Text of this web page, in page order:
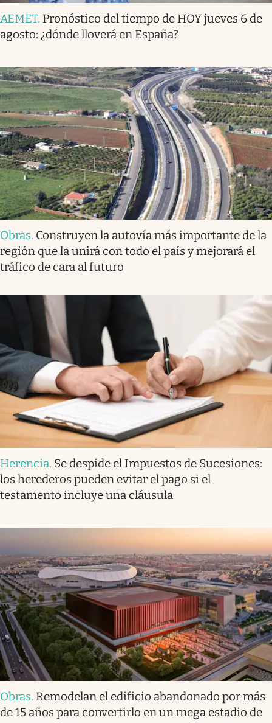
AEMET. Pronóstico del tiempo de HOY jueves 6 de
agosto: ¿dónde lloverá en España?
Obras. Construyen la autovía más importante de la
región que la unirá con todo el país y mejorará el
tráfico de cara al futuro
Herencia. Se despide el Impuestos de Sucesiones:
los herederos pueden evitar el pago si el
testamento incluye una cláusula
Obras. Remodelan el edificio abandonado por más
de 15 años para convertirlo en un mega estadio de